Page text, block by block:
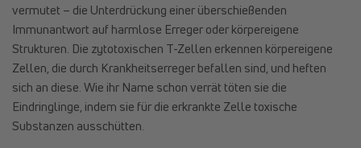
vermutet – die Unterdrückung einer überschießenden
Immunantwort auf harmlose Erreger oder körpereigene
Strukturen. Die zytotoxischen T-Zellen erkennen körpereigene
Zellen, die durch Krankheitserreger befallen sind, und heften
sich an diese. Wie ihr Name schon verrät töten sie die
Eindringlinge, indem sie für die erkrankte Zelle toxische
Substanzen ausschütten.